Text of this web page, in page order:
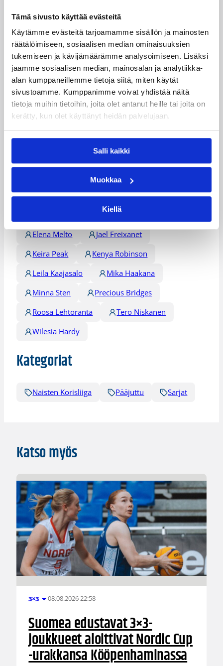
Tämä sivusto käyttää evästeitä
Käytämme evästeitä tarjoamamme sisällön ja mainosten
räätälöimiseen, sosiaalisen median ominaisuuksien
tukemiseen ja kävijämäärämme analysoimiseen. Lisäksi
jaamme sosiaalisen median, mainosalan ja analytiikka-
alan kumppaneillemme tietoja siitä, miten käytät
sivustoamme. Kumppanimme voivat yhdistää näitä
tietoja muihin tietoihin, joita olet antanut heille tai joita on
kerätty, kun olet käyttänyt heidän palvelujaan.
Salli kaikki
Muokkaa
Kiellä
Titta-Riina ja etenkin Anni ottivat ratkaisijan roolia ja
HyPon päävalmentaja Tero Niskanen jakoi kiitosta
pelaajilleen.
Hyvinkääläisiltä ensimmäisellä puoliajalla onnistujan
viittaa harteillaan piti espanjalaislaituri Jael Freixanet
(18/4). PeKalta tupla-tuplan onnistui keräämään Amber
Battle (11/10).
Ottelutilastot:PeKa – HyPo
19.12.2015
Chandra Harris
Elena Melto
Jael Freixanet
Keira Peak
Kenya Robinson
Leila Kaajasalo
Mika Haakana
Minna Sten
Precious Bridges
Roosa Lehtoranta
Tero Niskanen
Wilesia Hardy
Kategoriat
Naisten Korisliiga Pääjuttu Sarjat
Katso myös
3×3 08.08.2026 22:58
Suomea edustavat 3×3-
joukkueet aloittivat Nordic Cup
-urakkansa Kööpenhaminassa